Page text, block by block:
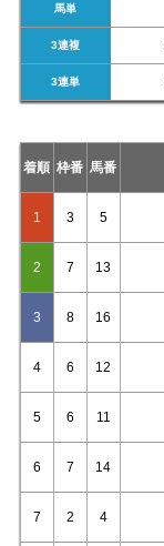
馬単
3連複
3連単
着順 枠番 馬番
1 3 5
2 7 13
3 8 16
4 6 12
5 6 11
6 7 14
7 2 4